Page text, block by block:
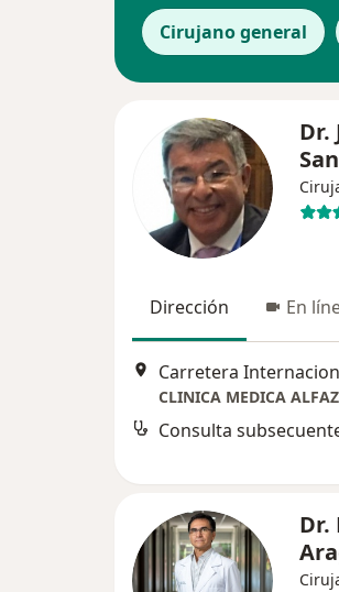
Cirujano general
Dr.
Dirección En
CLINICA MEDICA
Consulta
Dr.